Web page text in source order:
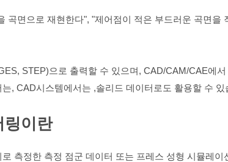
곡면으로 재현한다", "제어점이 적은 부드러운 곡면을
STEP)으로 출력할 수 있으며, CAD/CAM/CAE에
, CAD시스템에서는 ,솔리드 데이터로도 활용할 수 있
링이란
측정한 측정 점군 데이터 또는 프레스 성형 시뮬레